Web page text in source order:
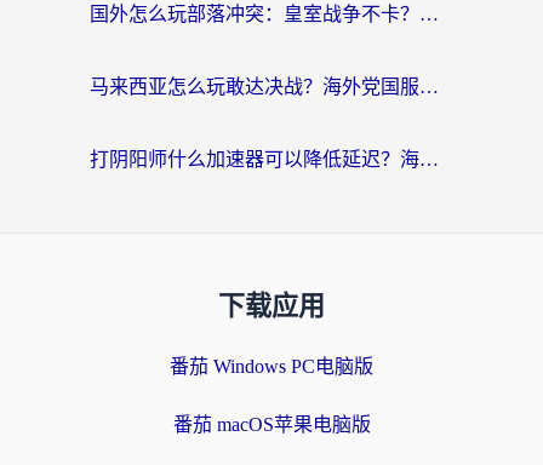
国外怎么玩部落冲突：皇室战争不卡？海外玩家畅玩国服游戏终极指南
马来西亚怎么玩敢达决战？海外党国服游戏加速避坑指南（附实测推荐）
打阴阳师什么加速器可以降低延迟？海外玩家的真实困境与破局
下载应用
番茄 Windows PC电脑版
番茄 macOS苹果电脑版